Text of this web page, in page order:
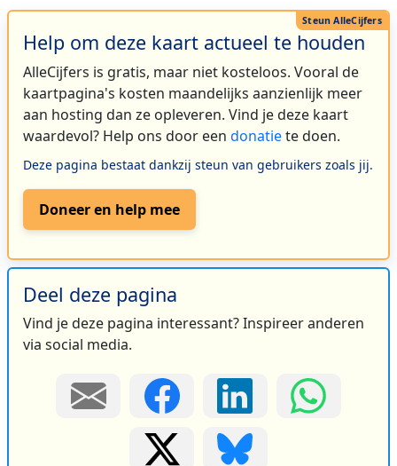
Help om deze kaart actueel te houden
AlleCijfers is gratis, maar niet kosteloos. Vooral de
kaartpagina's kosten maandelijks aanzienlijk meer
aan hosting dan ze opleveren. Vind je deze kaart
waardevol? Help ons door een donatiete doen.
Deze pagina bestaat dankzij steun van gebruikers zoals jij.
Doneer en help mee
Deel deze pagina
Vind je deze pagina interessant? Inspireer anderen
via social media.